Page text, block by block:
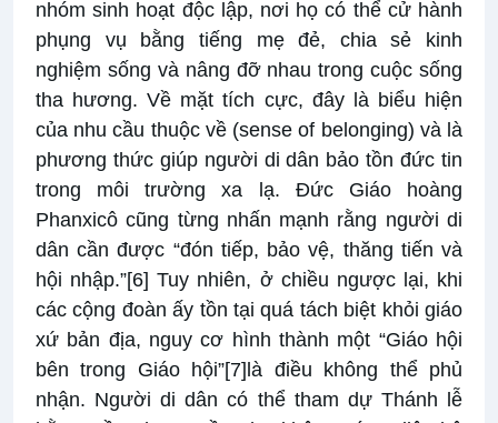
nhóm sinh hoạt độc lập, nơi họ có thể cử hành
phụng vụ bằng tiếng mẹ đẻ, chia sẻ kinh
nghiệm sống và nâng đỡ nhau trong cuộc sống
tha hương. Về mặt tích cực, đây là biểu hiện
của nhu cầu thuộc về (sense of belonging) và là
phương thức giúp người di dân bảo tồn đức tin
trong môi trường xa lạ. Đức Giáo hoàng
Phanxicô cũng từng nhấn mạnh rằng người di
dân cần được “đón tiếp, bảo vệ, thăng tiến và
hội nhập.”[6] Tuy nhiên, ở chiều ngược lại, khi
các cộng đoàn ấy tồn tại quá tách biệt khỏi giáo
xứ bản địa, nguy cơ hình thành một “Giáo hội
bên trong Giáo hội”[7] là điều không thể phủ
nhận. Người di dân có thể tham dự Thánh lễ